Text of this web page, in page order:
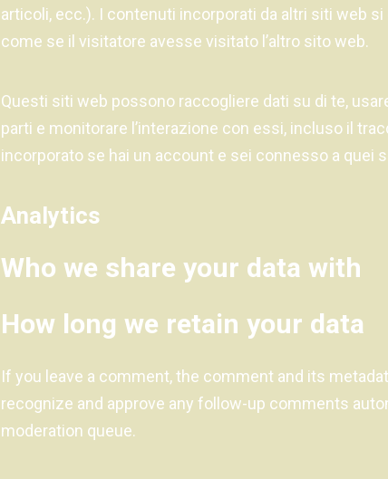
articoli, ecc.). I contenuti incorporati da altri siti web
come se il visitatore avesse visitato l’altro sito web.
Questi siti web possono raccogliere dati su di te,
parti e monitorare l’interazione con essi, incluso il
incorporato se hai un account e sei connesso a quei
Analytics
Who we share your data with
How long we retain your data
If you leave a comment, the comment and its
recognize and approve any follow-up comments
moderation queue.